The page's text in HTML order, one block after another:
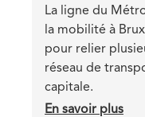
Teaser
La ligne du
la mobilité à
pour relier
réseau de
capitale.
En savoir plus